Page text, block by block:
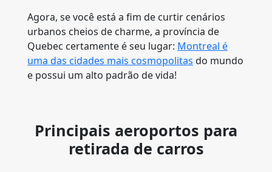
Agora, se você está a fim de curtir cenários
urbanos cheios de charme, a província de
Quebec certamente é seu lugar: Montreal é
uma das cidades mais cosmopolitas do mundo
e possui um alto padrão de vida!
Principais aeroportos para
retirada de carros